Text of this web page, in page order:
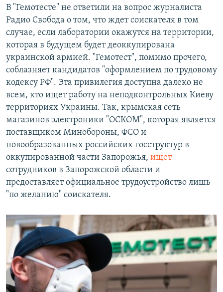
В "Гемотесте" не ответили на вопрос журналиста
Радио Свобода о том, что ждет соискателя в том
случае, если лаборатории окажутся на территории,
которая в будущем будет деоккупирована
украинской армией. "Гемотест", помимо прочего,
соблазняет кандидатов "оформлением по трудовому
кодексу РФ". Эта привилегия доступна далеко не
всем, кто ищет работу на неподконтрольных Киеву
территориях Украины. Так, крымская сеть
магазинов электроники "ОСКОМ", которая является
поставщиком Минобороны, ФСО и
новообразованных российских госструктур в
оккупированной части Запорожья, ищет
сотрудников в Запорожской области и
предоставляет официальное трудоустройство лишь
"по желанию" соискателя.